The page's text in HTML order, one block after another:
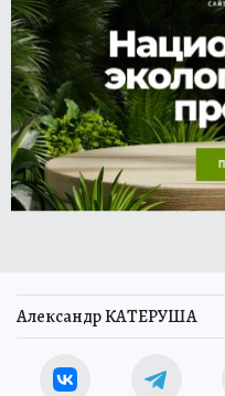
Александр КАТЕРУША